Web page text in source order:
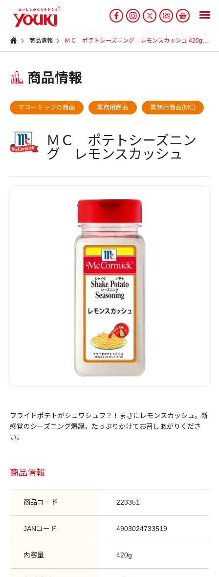
商品情報 ＭＣ ポテトシーズニング レモンスカッシュ 420g
商品情報
マコーミックの商品 業務用商品 業務用商品(MC)
ＭＣ ポテトシーズニン
グ レモンスカッシュ
フライドポテトがシュワシュワ？！まさにレモンスカッシュ。新
感覚のシーズニング爆誕。たっぷりかけてお召しあがりくださ
い。
商品情報
商品コード 223351
JANコード 4903024733519
内容量 420g